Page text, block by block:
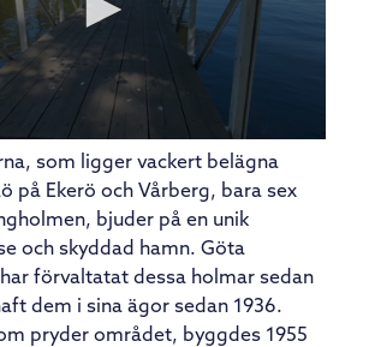
som ligger vackert belägna
på Ekerö och Vårberg, bara sex
bjuder på en unik
och skyddad hamn. Göta
förvaltatat dessa holmar sedan
dem i sina ägor sedan 1936.
pryder området, byggdes 1955